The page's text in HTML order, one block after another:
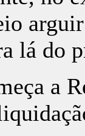
lá do